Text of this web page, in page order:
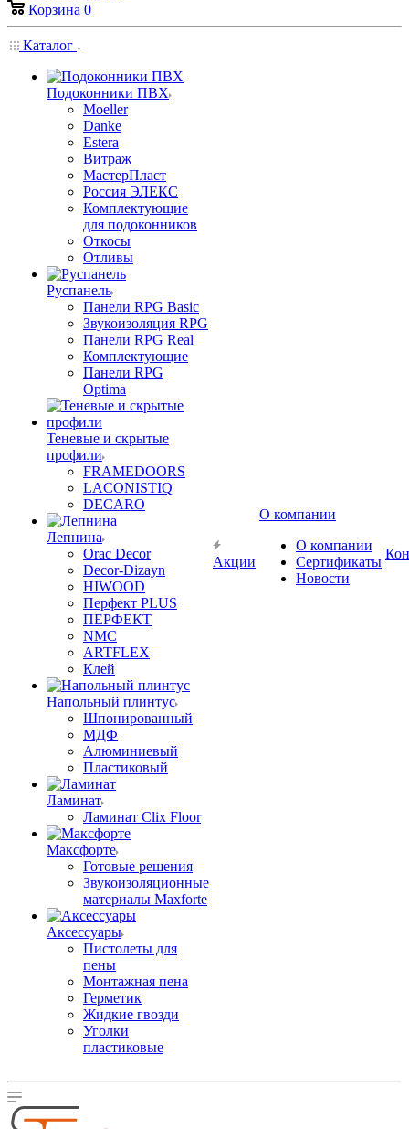
Корзина 0
Каталог
Подоконники ПВХ
Moeller
Danke
Estera
Витраж
МастерПласт
Россия ЭЛЕКС
Комплектующие
для подоконников
Откосы
Отливы
Руспанель
Панели RPG Basic
Звукоизоляция RPG
Панели RPG Real
Комплектующие
Панели RPG
Optima
Теневые и скрытые
профили
FRAMEDOORS
LACONISTIQ
DECARO
Лепнина
Orac Decor
Decor-Dizayn
HIWOOD
Перфект PLUS
ПЕРФЕКТ
NMC
ARTFLEX
Клей
Напольный плинтус
Шпонированный
МДФ
Алюминиевый
Пластиковый
Ламинат
Ламинат Clix Floor
Максфорте
Готовые решения
Звукоизоляционные
материалы Maxforte
Аксессуары
Пистолеты для
пены
Монтажная пена
Герметик
Жидкие гвозди
Уголки
пластиковые
Акции
О компании
О компании
Сертификаты
Новости